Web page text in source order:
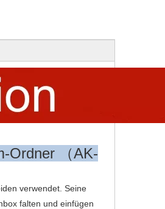
Ordner （AK-
verwendet. Seine
falten und einfügen